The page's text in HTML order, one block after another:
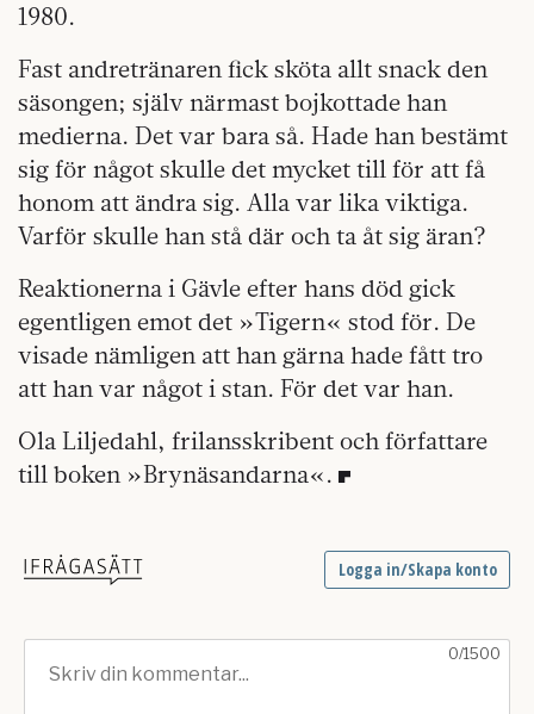
1980.
Fast andretränaren fick sköta allt snack den
säsongen; själv närmast bojkottade han
medierna. Det var bara så. Hade han bestämt
sig för något skulle det mycket till för att få
honom att ändra sig. Alla var lika viktiga.
Varför skulle han stå där och ta åt sig äran?
Reaktionerna i Gävle efter hans död gick
egentligen emot det »Tigern« stod för. De
visade nämligen att han gärna hade fått tro
att han var något i stan. För det var han.
Ola Liljedahl, frilansskribent och författare
till boken »Brynäsandarna«.